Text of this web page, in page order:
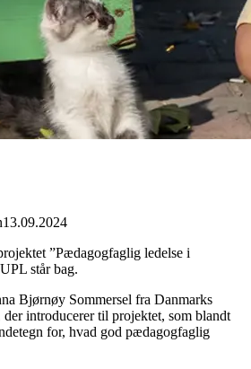
13.09.2024
”Pædagogfaglig ledelse i
står bag.
Bjørnøy Sommersel fra Danmarks
introducerer til projektet, som blandt
for, hvad god pædagogfaglig